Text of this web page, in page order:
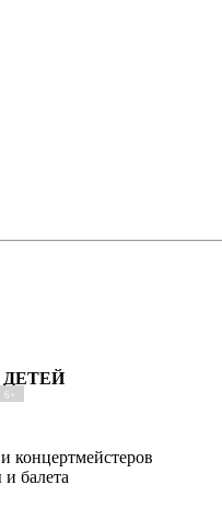
6+
концертмейстеров
балета